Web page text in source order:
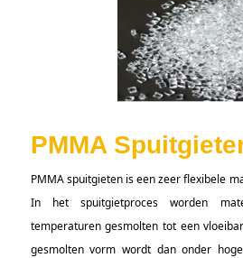
PMMA
PMMA spuitgieten is een zeer flexibele
In het spuitgietproces worden
temperaturen gesmolten tot een
gesmolten vorm wordt dan onder